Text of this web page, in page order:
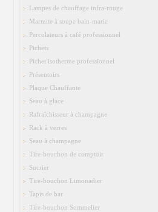
Lampes de chauffage infra-rouge
Marmite à soupe bain-marie
Percolateurs à café professionnel
Pichets
Pichet isotherme professionnel
Présentoirs
Plaque Chauffante
Seau à glace
Rafraîchisseur à champagne
Rack à verres
Seau à champagne
Tire-bouchon de comptoir
Sucrier
Tire-bouchon Limonadier
Tapis de bar
Tire-bouchon Sommelier